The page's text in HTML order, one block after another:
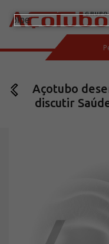
ESPAÇO DO CLIENTE
Incotep – Sistemas
Açotubo
discutir